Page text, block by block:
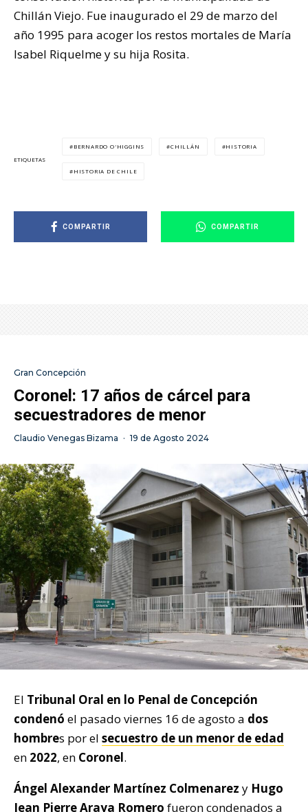
Chillán Viejo. Fue inaugurado el 29 de marzo del
año 1995 para acoger los restos mortales de María
Isabel Riquelme y su hija Rosita.
ETIQUETAS
BERNARDO O'HIGGINS CHILLÁN HISTORIA
HISTORIA DE CHILE
COMPARTIR COMPARTIR
Gran Concepción
Coronel: 17 años de cárcel para
secuestradores de menor
Claudio Venegas Bizama · 19 de Agosto 2024
El Tribunal Oral en lo Penal de Concepción
condenó el pasado viernes 16 de agosto a dos
hombres por el secuestro de un menor de edad
en 2022, en Coronel.
Ángel Alexander Martínez Colmenarez y Hugo
Jean Pierre Araya Romero fueron condenados a